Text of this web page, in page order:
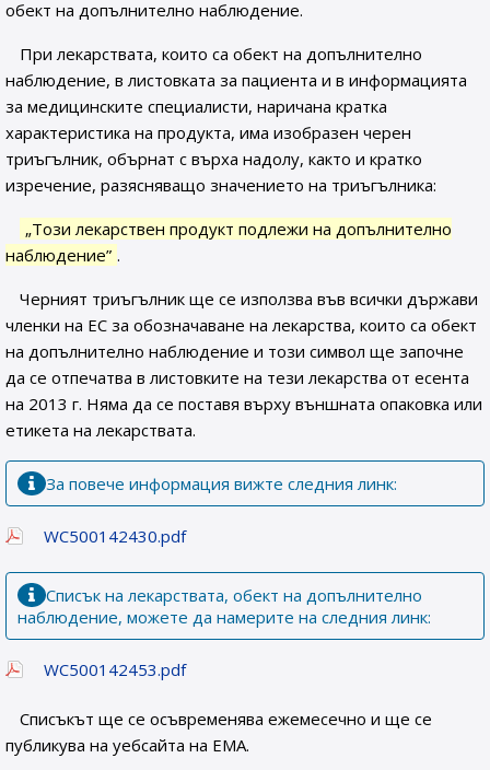
обект на допълнително наблюдение.
При лекарствата, които са обект на допълнително
наблюдение, в листовката за пациента и в информацията
за медицинските специалисти, наричана кратка
характеристика на продукта, има изобразен черен
триъгълник, обърнат с върха надолу, както и кратко
изречение, разясняващо значението на триъгълника:
„Този лекарствен продукт подлежи на допълнително
наблюдение” .
Черният триъгълник ще се използва във всички държави
членки на ЕС за обозначаване на лекарства, които са обект
на допълнително наблюдение и този символ ще започне
да се отпечатва в листовките на тези лекарства от есента
на 2013 г. Няма да се поставя върху външната опаковка или
етикета на лекарствата.
За повече информация вижте следния линк:
WC500142430.pdf
Списък на лекарствата, обект на допълнително
наблюдение, можете да намерите на следния линк:
WC500142453.pdf
Списъкът ще се осъвременява ежемесечно и ще се
публикува на уебсайта на ЕМА.